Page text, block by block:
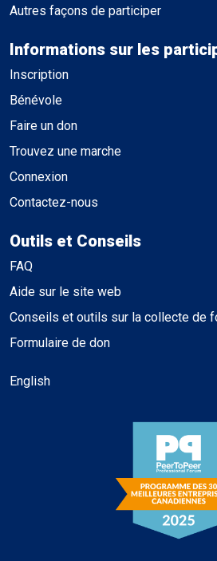
Autres façons de participer
Informations sur les
Inscription
Bénévole
Faire un don
Trouvez une marche
Connexion
Contactez-nous
Outils et Conseils
FAQ
Aide sur le site web
Conseils et outils sur la collecte de
Formulaire de don
English